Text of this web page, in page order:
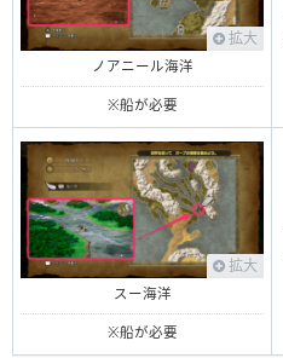
拡大
ノアニール海洋
※船が必要
拡大
スー海洋
※船が必要